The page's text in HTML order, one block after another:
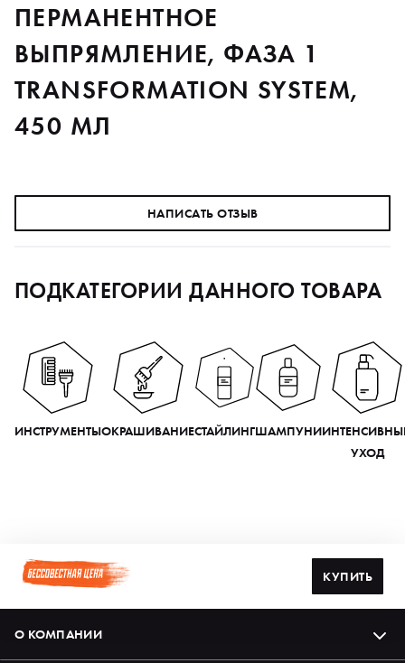
ПЕРМАНЕНТНОЕ
ВЫПРЯМЛЕНИЕ, ФАЗА 1
TRANSFORMATION SYSTEM,
450 МЛ
НАПИСАТЬ ОТЗЫВ
ПОДКАТЕГОРИИ ДАННОГО ТОВАРА
ИНСТРУМЕНТЫОКРАШИВАНИЕСТАЙЛИНГШАМПУНИ
УХОД
КУПИТЬ
О КОМПАНИИ